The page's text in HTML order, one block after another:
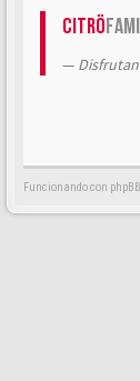
Citrö
Funcionando con